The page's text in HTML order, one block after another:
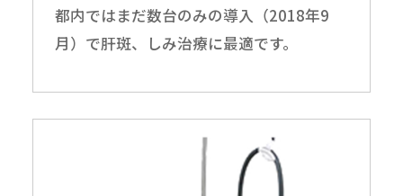
都内ではまだ数台のみの導入（2018年9
月）で肝斑、しみ治療に最適です。